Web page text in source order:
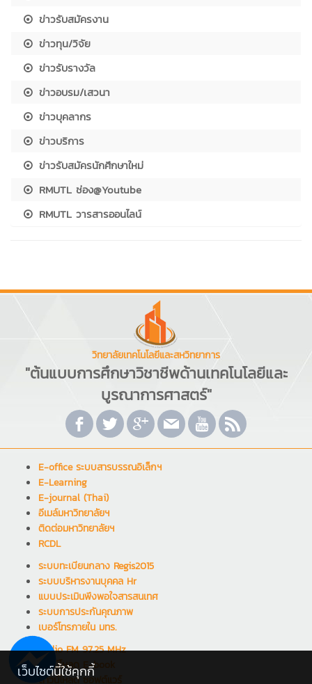
ข่าวรับสมัครงาน
ข่าวทุน/วิจัย
ข่าวรับรางวัล
ข่าวอบรม/เสวนา
ข่าวบุคลากร
ข่าวบริการ
ข่าวรับสมัครนักศึกษาใหม่
RMUTL ช่อง@Youtube
RMUTL วารสารออนไลน์
วิทยาลัยเทคโนโลยีและสหวิทยาการ
"ต้นแบบการศึกษาวิชาชีพด้านเทคโนโลยีและ
บูรณาการศาสตร์"
E-office ระบบสารบรรณอิเล็กฯ
E-Learning
E-journal (Thai)
อีเมล์มหาวิทยาลัยฯ
ติดต่อมหาวิทยาลัยฯ
RCDL
ระบบทะเบียนกลาง Regis2015
ระบบบริหารงานบุคคล Hr
แบบประเมินพึงพอใจสารสนเทศ
ระบบการประกันคุณภาพ
เบอร์โทรภายใน มทร.
Radio FM 97.25 MHz
ดาวน์โหลด E-book
ดาวน์โหลด ซอฟต์แวร์
เว็บไซต์นี้ใช้คุกกี้